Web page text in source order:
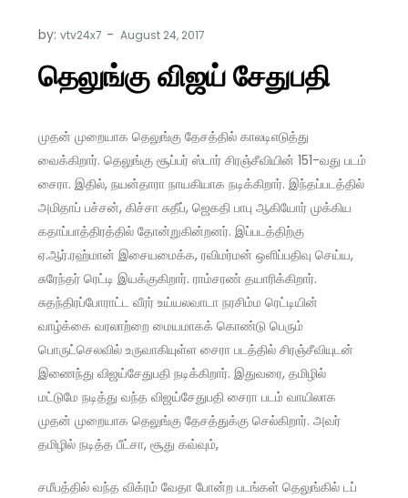
by:vtv24x7
தெலுங்கு விஜய் சேதுபதி
முதன் முறையாக தெலுங்கு தேசத்தில் காலடிஎடுத்து
வைக்கிறார். தெலுங்கு சூப்பர் ஸ்டார் சிரஞ்சீவியின் 151-வது படம்
சைரா. இதில், நயன்தாரா நாயகியாக நடிக்கிறார். இந்தப்படத்தில்
அமிதாப் பச்சன், கிச்சா சுதீப், ஜெகதி பாபு ஆகியோர் முக்கிய
கதாப்பாத்திரத்தில் தோன்றுகின்றனர். இப்படத்திற்கு
ஏ.ஆர்.ரஹ்மான் இசையமைக்க, ரவிமர்மன் ஒளிப்பதிவு செய்ய,
சுரேந்தர் ரெட்டி இயக்குகிறார். ராம்சரண் தயாரிக்கிறார்.
சுதந்திரப்போராட்ட வீரர் உய்யலவாடா நரசிம்ம ரெட்டியின்
வாழ்க்கை வரலாற்றை மையமாகக் கொண்டு பெரும்
பொருட்செலவில் உருவாகியுள்ள சைரா படத்தில் சிரஞ்சீவியுடன்
இணைந்து விஜய்சேதுபதி நடிக்கிறார். இதுவரை, தமிழில்
மட்டுமே நடித்து வந்த விஜய்சேதுபதி சைரா படம் வாயிலாக
முதன் முறையாக தெலுங்கு தேசத்துக்கு செல்கிறார். அவர்
தமிழில் நடித்த பீட்சா, சூது கவ்வும்,
சமீபத்தில் வந்த விக்ரம் வேதா போன்ற படங்கள் தெலுங்கில் டப்